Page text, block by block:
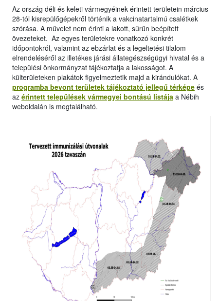
Az ország déli és keleti vármegyéinek érintett területein március
28-tól kisrepülőgépekről történik a vakcinatartalmú csalétkek
szórása. A művelet nem érinti a lakott, sűrűn beépített
övezeteket. Az egyes területekre vonatkozó konkrét
időpontokról, valamint az ebzárlat és a legeltetési tilalom
elrendeléséről az illetékes járási állategészségügyi hivatal és a
települési önkormányzat tájékoztatja a lakosságot. A
külterületeken plakátok figyelmeztetik majd a kirándulókat. A
programba bevont területek tájékoztató jellegű térképe és
az érintett települések vármegyei bontású listája a Nébih
weboldalán is megtalálható.